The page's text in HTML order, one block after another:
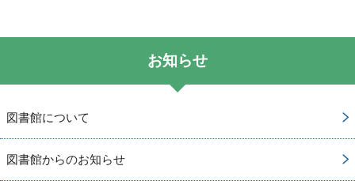
お知らせ
図書館について
図書館からのお知らせ